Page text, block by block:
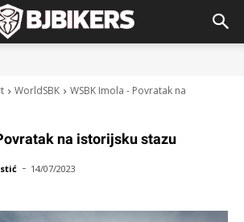
WorldSBK
WSBK Imola - Povratak na
na istorijsku stazu
- 14/07/2023